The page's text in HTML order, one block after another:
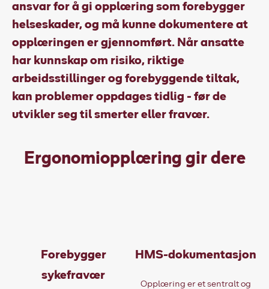
ansvar for å gi opplæring som forebygger
helseskader, og må kunne dokumentere at
opplæringen er gjennomført. Når ansatte
har kunnskap om risiko, riktige
arbeidsstillinger og forebyggende tiltak,
kan problemer oppdages tidlig - før de
utvikler seg til smerter eller fravær.
Ergonomiopplæring gir dere
Forebygger
sykefravær
HMS-dokumentasjon
Opplæring er et sentralt og